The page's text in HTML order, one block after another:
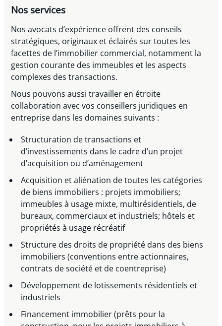
Nos services
Nos avocats d’expérience offrent des conseils
stratégiques, originaux et éclairés sur toutes les
facettes de l’immobilier commercial, notamment la
gestion courante des immeubles et les aspects
complexes des transactions.
Nous pouvons aussi travailler en étroite
collaboration avec vos conseillers juridiques en
entreprise dans les domaines suivants :
Structuration de transactions et
d’investissements dans le cadre d’un projet
d’acquisition ou d’aménagement
Acquisition et aliénation de toutes les catégories
de biens immobiliers : projets immobiliers;
immeubles à usage mixte, multirésidentiels, de
bureaux, commerciaux et industriels; hôtels et
propriétés à usage récréatif
Structure des droits de propriété dans des biens
immobiliers (conventions entre actionnaires,
contrats de société et de coentreprise)
Développement de lotissements résidentiels et
industriels
Financement immobilier (prêts pour la